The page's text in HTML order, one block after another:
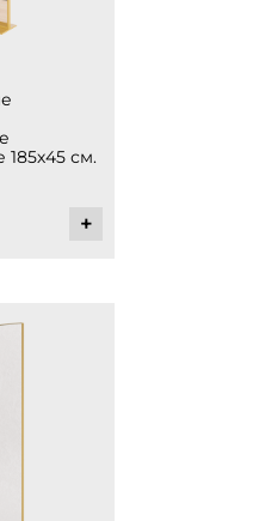
185х45 см.
+